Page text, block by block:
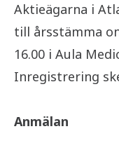
Aktieägarna i
till årsstämma
16.00 i Aula
Inregistrering
Anmälan